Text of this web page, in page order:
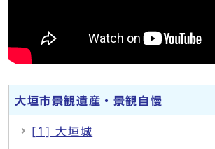
大垣市景観遺産・景観自慢
[1] 大垣城